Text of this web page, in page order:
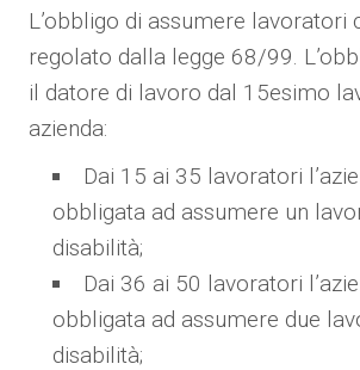
L’obbligo di assumere lavoratori
regolato dalla legge 68/99.
il datore di lavoro dal 15esimo
azienda:
Dai 15 ai 35 lavoratori
obbligata ad assumere un
disabilità;
Dai 36 ai 50 lavoratori
obbligata ad assumere due
disabilità;